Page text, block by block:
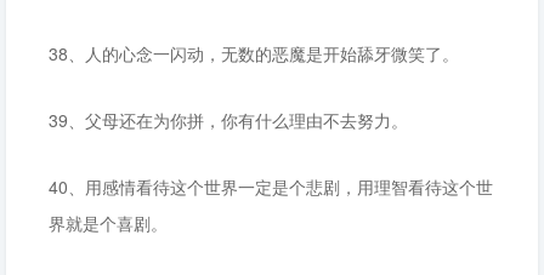
38、人的心念一闪动，无数的恶魔是开始舔牙微笑了。
39、父母还在为你拼，你有什么理由不去努力。
40、用感情看待这个世界一定是个悲剧，用理智看待这个世
界就是个喜剧。